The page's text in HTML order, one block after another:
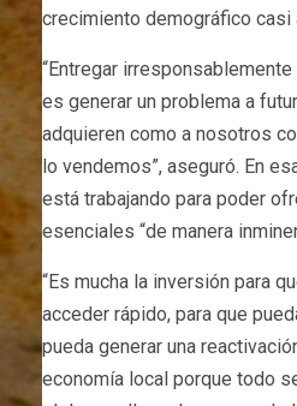
crecimiento demográfico casi
“Entregar
es generar un problema a
adquieren como a nosotros
lo vendemos”, aseguró. En
está trabajando para poder
esenciales “de manera
“Es mucha la inversión para
acceder rápido, para que
pueda generar una
economía local porque todo